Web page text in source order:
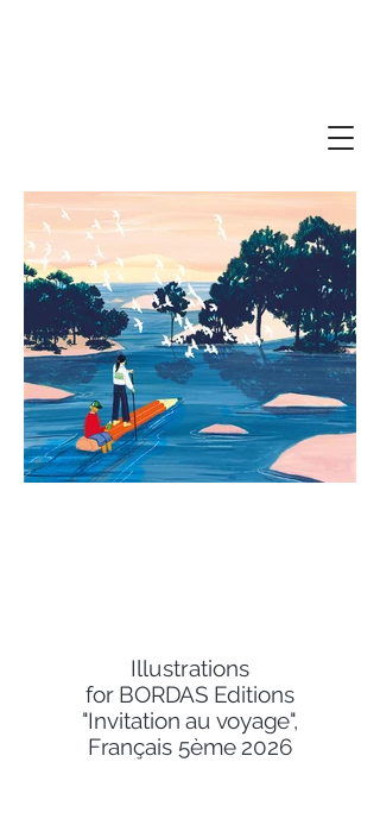
Illustrations
for BORDAS Editions
"Invitation au voyage",
Français 5ème 2026